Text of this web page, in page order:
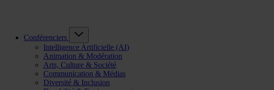
Conférenciers
Intelligence Artificielle (AI)
Animation & Modération
Arts, Culture & Société
Communication & Médias
Diversité & Inclusion